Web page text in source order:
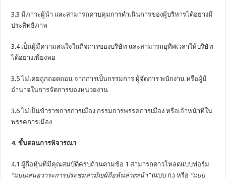
3.3 มีภาวะผู้นำ และสามารถควบคุมการดำเนินการของผู้บริหารได้อย่างมี
ประสิทธิภาพ
3.4 เป็นผู้มีความสนใจในกิจการของบริษัท และสามารถอุทิศเวลาให้บริษัท
ได้อย่างเพียงพอ
3.5 ไม่เคยถูกถอดถอน จากการเป็นกรรมการ ผู้จัดการ พนักงาน หรือผู้มี
อำนาจในการจัดการของหน่วยงาน
3.6 ไม่เป็นข้าราชการการเมือง กรรมการพรรคการเมือง หรือเจ้าหน้าที่ใน
พรรคการเมือง
4. ขั้นตอนการพิจารณา
4.1 ผู้ถือหุ้นที่มีคุณสมบัติครบถ้วนตามข้อ 1 สามารถดาวโหลดแบบฟอร์ม
“แบบเสนอวาระการประชุมสามัญผู้ถือหุ้นล่วงหน้า”(แบบ ก.) หรือ “แบบ